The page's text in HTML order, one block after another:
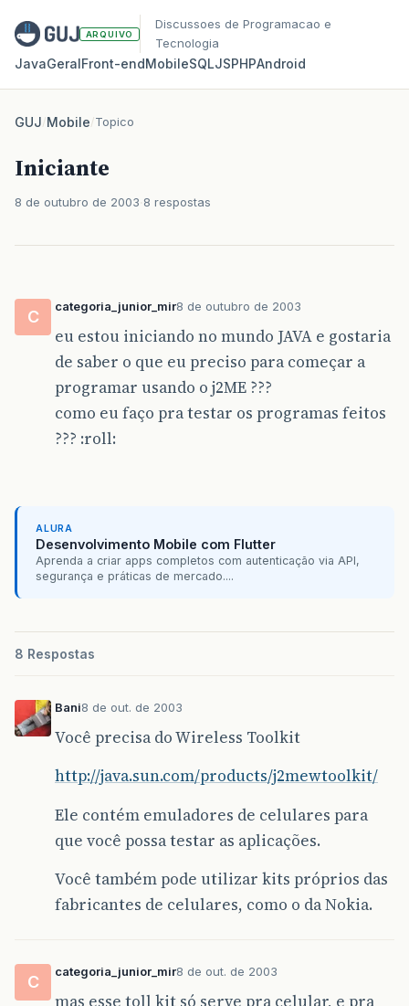
ARQUIVO
Discussoes de Programacao e
Tecnologia
JavaGeralFront‑endMobileSQLJSPHPAndroid
GUJ/Mobile/Topico
Iniciante
8 de outubro de 2003 8 respostas
C
categoria_junior_mir8 de outubro de 2003
eu estou iniciando no mundo JAVA e gostaria
de saber o que eu preciso para começar a
programar usando o j2ME ???
como eu faço pra testar os programas feitos
??? :roll:
ALURA
Desenvolvimento Mobile com Flutter
Aprenda a criar apps completos com autenticação via API,
segurança e práticas de mercado....
8 Respostas
Bani8 de out. de 2003
Você precisa do Wireless Toolkit
http://java.sun.com/products/j2mewtoolkit/
Ele contém emuladores de celulares para
que você possa testar as aplicações.
Você também pode utilizar kits próprios das
fabricantes de celulares, como o da Nokia.
C
categoria_junior_mir8 de out. de 2003